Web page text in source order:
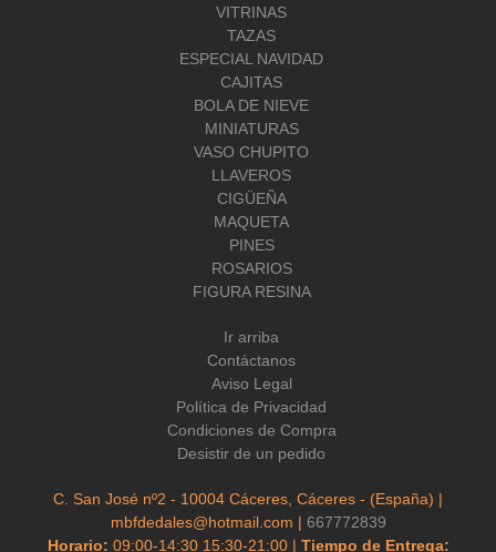
VITRINAS
TAZAS
ESPECIAL NAVIDAD
CAJITAS
BOLA DE NIEVE
MINIATURAS
VASO CHUPITO
LLAVEROS
CIGÜEÑA
MAQUETA
PINES
ROSARIOS
FIGURA RESINA
Ir arriba
Contáctanos
Aviso Legal
Política de Privacidad
Condiciones de Compra
Desistir de un pedido
C. San José nº2 - 10004 Cáceres, Cáceres - (España) |
mbfdedales@hotmail.com | 667772839
Horario: 09:00-14:30 15:30-21:00 | Tiempo de Entrega: